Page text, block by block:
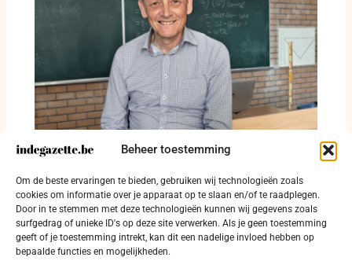
Beheer toestemming
Om de beste ervaringen te bieden, gebruiken wij technologieën zoals
cookies om informatie over je apparaat op te slaan en/of te raadplegen.
Door in te stemmen met deze technologieën kunnen wij gegevens zoals
surfgedrag of unieke ID's op deze site verwerken. Als je geen toestemming
geeft of je toestemming intrekt, kan dit een nadelige invloed hebben op
bepaalde functies en mogelijkheden.
Legendarische leraar wiskunde Johan Sabbe
neemt afscheid na 60 jaar aan dezelfde
school
17 juni 2024